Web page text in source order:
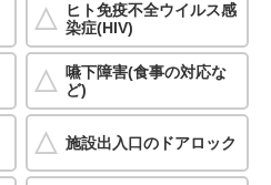
ヒト免疫不全ウイルス感
染症(HIV)
嚥下障害(食事の対応な
ど)
施設出入口のドアロック